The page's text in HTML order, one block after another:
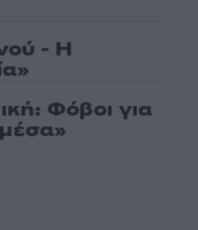
- Η
Φόβοι για